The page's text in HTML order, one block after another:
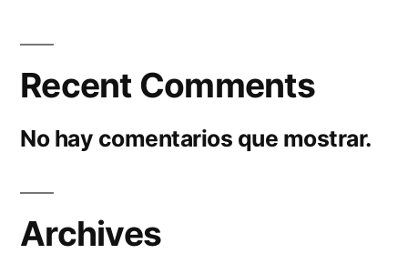
Recent Comments
No hay comentarios que mostrar.
Archives